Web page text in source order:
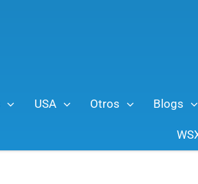
USA Otros Blogs